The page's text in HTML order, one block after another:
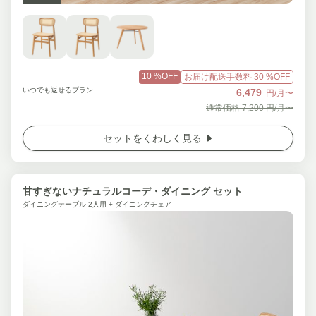
10 %OFF お届け配送手数料 30 %OFF
いつでも返せるプラン 6,479 円/月〜
通常価格 7,200 円/月〜
セットをくわしく見る
甘すぎないナチュラルコーデ・ダイニング セット
ダイニングテーブル 2人用 + ダイニングチェア